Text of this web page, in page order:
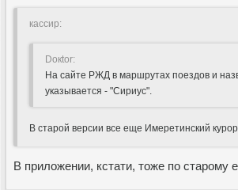
кассир:
Doкtor:
На сайте РЖД в маршрутах поездов и
указывается - "Сириус".
В старой версии все еще Имеретинский
В приложении, кстати, тоже по старому